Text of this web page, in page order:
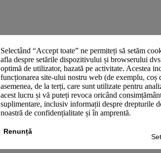
Selectând “Accept toate” ne permiteți să setăm
afla despre setările dispozitivului și browserului
optimă de utilizator, bazată pe activitate. Acestea
funcționarea site-ului nostru web (de exemplu,
asemenea, de la terți, care sunt utilizate pentru
acest lucru și vă puteți revoca oricând
suplimentare, inclusiv informații despre drepturile
noastră de confidențialitate și în amprentă.
Renunță